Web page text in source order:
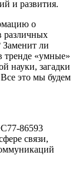
и развития.
о
различных
Заменит ли
тренде «умные»
науки, загадки
это мы будем
86593
связи,